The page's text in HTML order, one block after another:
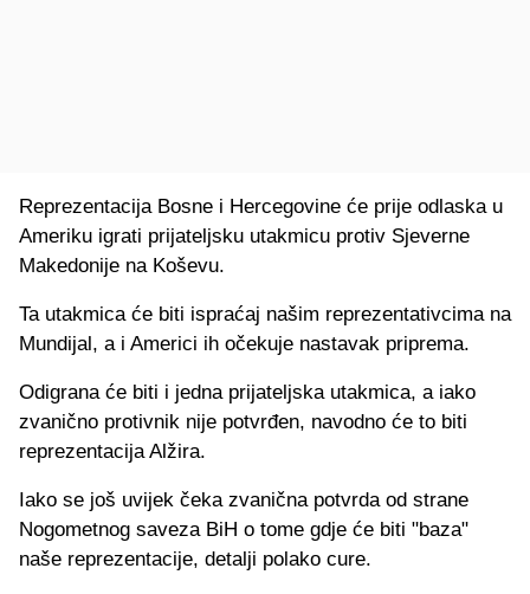
Reprezentacija Bosne i Hercegovine će prije odlaska u
Ameriku igrati prijateljsku utakmicu protiv Sjeverne
Makedonije na Koševu.
Ta utakmica će biti ispraćaj našim reprezentativcima na
Mundijal, a i Americi ih očekuje nastavak priprema.
Odigrana će biti i jedna prijateljska utakmica, a iako
zvanično protivnik nije potvrđen, navodno će to biti
reprezentacija Alžira.
Iako se još uvijek čeka zvanična potvrda od strane
Nogometnog saveza BiH o tome gdje će biti "baza"
naše reprezentacije, detalji polako cure.